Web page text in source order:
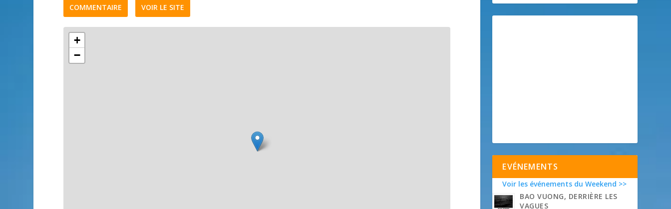
COMMENTAIRE VOIR LE SITE
+
−
EVÉNEMENTS
Voir les événements du Weekend >>
BAO VUONG, DERRIÈRE LES
VAGUES